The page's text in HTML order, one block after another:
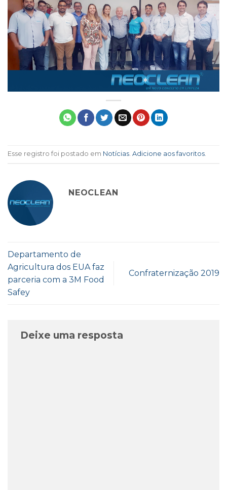
Esse registro foi postado em Notícias. Adicione aos favoritos.
NEOCLEAN
Departamento de
Agricultura dos EUA faz
parceria com a 3M Food
Safey
Confraternização 2019
Deixe uma resposta